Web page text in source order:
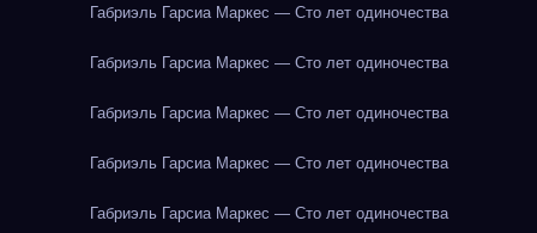
Габриэль Гарсиа Маркес — Сто лет одиночества
Габриэль Гарсиа Маркес — Сто лет одиночества
Габриэль Гарсиа Маркес — Сто лет одиночества
Габриэль Гарсиа Маркес — Сто лет одиночества
Габриэль Гарсиа Маркес — Сто лет одиночества